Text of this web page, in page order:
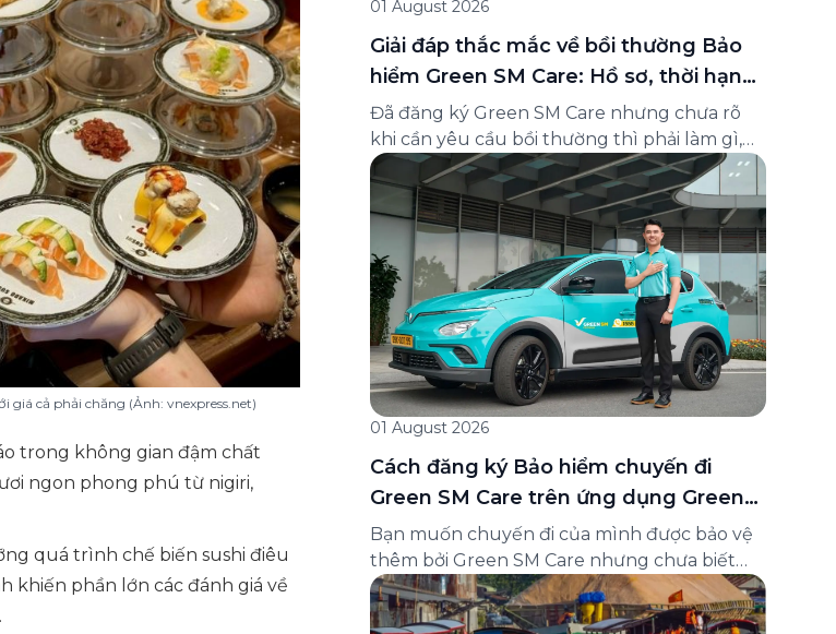
cả phải chăng (Ảnh: vnexpress.net)
trong không gian đậm chất
ngon phong phú từ nigiri,
quá trình chế biến sushi điêu
khiến phần lớn các đánh giá về
01 August 2026
Giải đáp thắc mắc về bồi thường Bảo
hiểm Green SM Care: Hồ sơ, thời hạn
và cách liên hệ hỗ trợ
Đã đăng ký Green SM Care nhưng chưa rõ
khi cần yêu cầu bồi thường thì phải làm gì,
hồ sơ ra sao, hay giấy chứng nhận bảo hiểm
tìm ở đâu? Bài viết này tổng hợp đầy đủ các
câu hỏi thường gặp nhất về quy trình bồi
thường và hỗ trợ của Green […]
01 August 2026
Cách đăng ký Bảo hiểm chuyến đi
Green SM Care trên ứng dụng Green
SM
Bạn muốn chuyến đi của mình được bảo vệ
thêm bởi Green SM Care nhưng chưa biết
đăng ký ở đâu? Bài viết dưới đây sẽ hướng
dẫn chi tiết cách tham gia (và hủy tham gia)